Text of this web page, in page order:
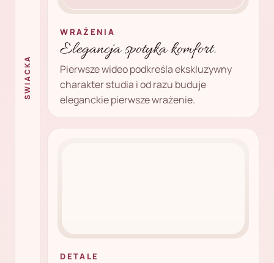
SWIACKA
WRAŻENIA
Elegancja spotyka komfort.
Pierwsze wideo podkreśla ekskluzywny
charakter studia i od razu buduje
eleganckie pierwsze wrażenie.
DETALE